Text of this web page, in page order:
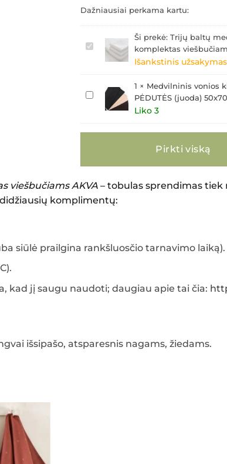
Dažniausiai perkama kartu:
Trijų
komplektas
viešbučiams
Ši prekė: Trijų baltų
komplektas
Išankstinis užsakymas
Medvilninis
1 × Medvilninis vonios
PĖDUTĖS (juoda) 50x70
Liko 3
Pirkti viską
viešbučiams AKVA – tobulas sprendimas
komplimentų:
siūlė prailgina rankšluosčio tarnavimo laiką).
kad jį saugu naudoti; daugiau apie tai čia:
išsipašo, atsparesnis nagams, žiedams.